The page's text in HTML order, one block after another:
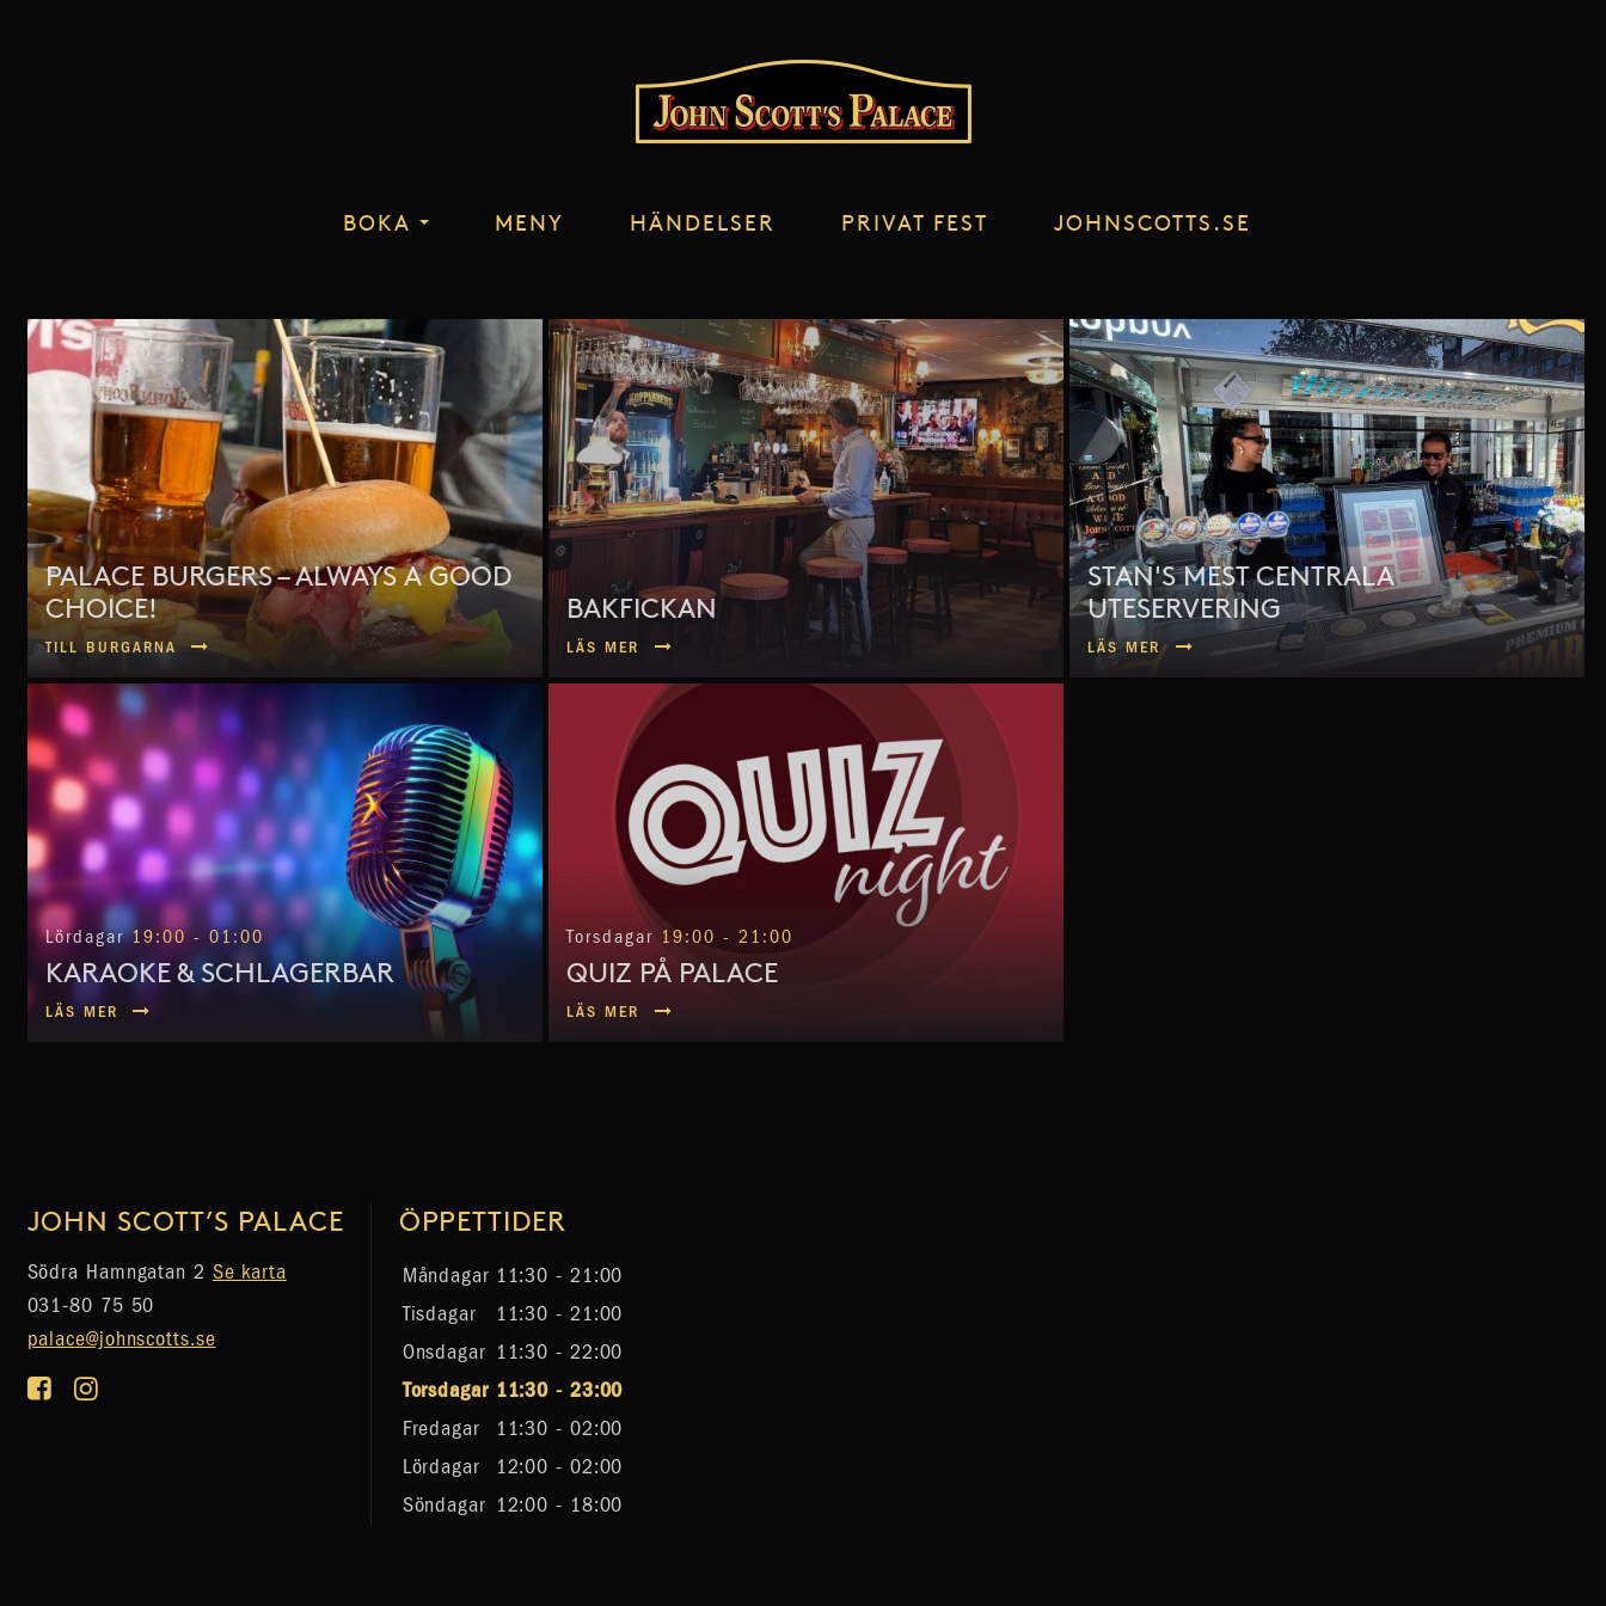
BOKA MENY HÄNDELSER PRIVAT FEST JOHNSCOTTS.SE
PALACE BURGERS – ALWAYS A GOOD
CHOICE!
TILL BURGARNA
BAKFICKAN
LÄS MER
STAN'S MEST CENTRALA
UTESERVERING
LÄS MER
Lördagar19:00 - 01:00
KARAOKE & SCHLAGERBAR
LÄS MER
Torsdagar 19:00 - 21:00
QUIZ PÅ PALACE
LÄS MER
JOHN SCOTT’S PALACE
Södra Hamngatan 2 Se karta
031-80 75 50
palace@johnscotts.se
ÖPPETTIDER
Måndagar 11:30 - 21:00
Tisdagar
11:30 - 21:00
Onsdagar 11:30 - 22:00
Torsdagar 11:30 - 23:00
Fredagar
11:30 - 02:00
Lördagar
12:00 - 02:00
Söndagar 12:00 - 18:00